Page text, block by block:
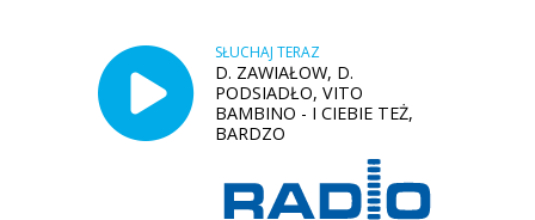
SŁUCHAJ TERAZ
D. ZAWIAŁOW, D.
PODSIADŁO, VITO
BAMBINO - I CIEBIE TEŻ,
BARDZO